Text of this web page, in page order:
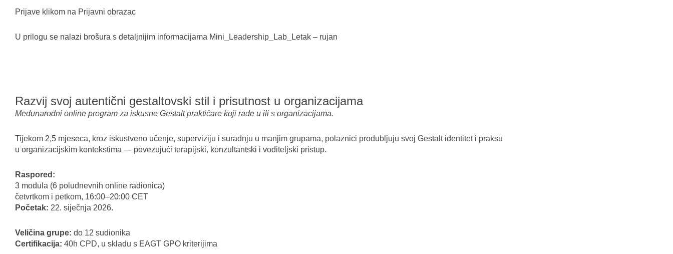
Prijave klikom na Prijavni obrazac
U prilogu se nalazi brošura s detaljnijim informacijama Mini_Leadership_Lab_Letak – rujan
Razvij svoj autentični gestaltovski stil i prisutnost u organizacijama
Međunarodni online program za iskusne Gestalt praktičare koji rade u ili s organizacijama.
Tijekom 2,5 mjeseca, kroz iskustveno učenje, superviziju i suradnju u manjim grupama, polaznici produbljuju svoj Gestalt identitet i praksu
u organizacijskim kontekstima — povezujući terapijski, konzultantski i voditeljski pristup.
Raspored:
3 modula (6 poludnevnih online radionica)
četvrtkom i petkom, 16:00–20:00 CET
Početak: 22. siječnja 2026.
Veličina grupe: do 12 sudionika
Certifikacija: 40h CPD, u skladu s EAGT GPO kriterijima